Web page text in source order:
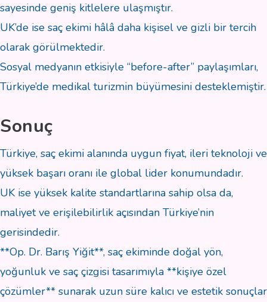
sayesinde geniş kitlelere ulaşmıştır.
UK’de ise saç ekimi hâlâ daha kişisel ve gizli bir tercih
olarak görülmektedir.
Sosyal medyanın etkisiyle “before-after” paylaşımları,
Türkiye’de medikal turizmin büyümesini desteklemiştir.
Sonuç
Türkiye, saç ekimi alanında uygun fiyat, ileri teknoloji ve
yüksek başarı oranı ile global lider konumundadır.
UK ise yüksek kalite standartlarına sahip olsa da,
maliyet ve erişilebilirlik açısından Türkiye’nin
gerisindedir.
**Op. Dr. Barış Yiğit**, saç ekiminde doğal yön,
yoğunluk ve saç çizgisi tasarımıyla **kişiye özel
çözümler** sunarak uzun süre kalıcı ve estetik sonuçlar